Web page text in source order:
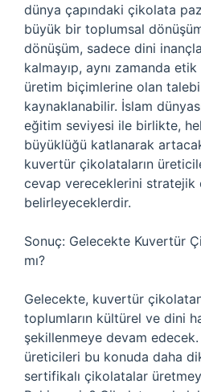
dünya çapındaki çikolata
büyük bir toplumsal
dönüşüm, sadece dini
kalmayıp, aynı zamanda
üretim biçimlerine olan
kaynaklanabilir. İslam
eğitim seviyesi ile birlikte,
büyüklüğü katlanarak
kuvertür çikolataların
cevap vereceklerini stratejik
belirleyeceklerdir.
Sonuç: Gelecekte Kuvertür
mı?
Gelecekte, kuvertür
toplumların kültürel ve dini
şekillenmeye devam
üreticileri bu konuda daha
sertifikalı çikolatalar